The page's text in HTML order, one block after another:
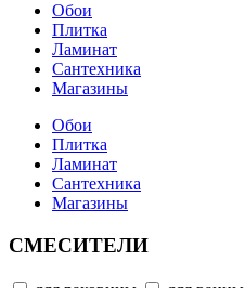
Обои
Плитка
Ламинат
Сантехника
Магазины
Обои
Плитка
Ламинат
Сантехника
Магазины
СМЕСИТЕЛИ